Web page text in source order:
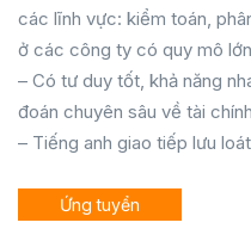
các lĩnh vực: kiểm toán,
ở các công ty có quy mô
– Có tư duy tốt, khả năng
đoán chuyên sâu về tài chính
– Tiếng anh giao tiếp lưu loát
Ứng tuyển